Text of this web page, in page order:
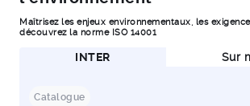
Maîtrisez les enjeux environnementaux, les
découvrez la norme ISO 14001
INTER Sur
Catalogue